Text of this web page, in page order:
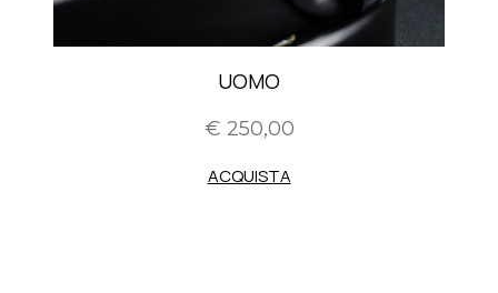
UOMO
€ 250,00
ACQUISTA